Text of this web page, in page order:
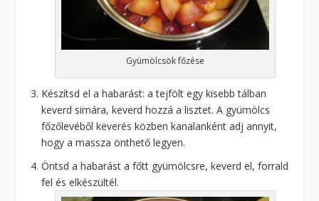
Gyümölcsök főzése
Készítsd el a habarást: a tejfölt egy kisebb tálban
keverd simára, keverd hozzá a lisztet. A gyümölcs
főzőlevéből keverés közben kanalanként adj annyit,
hogy a massza önthető legyen.
Öntsd a habarást a főtt gyümölcsre, keverd el, forrald
fel és elkészültél.